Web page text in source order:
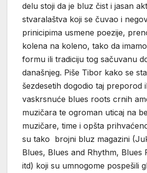
delu stoji da je bluz čist i jasan
stvaralaštva koji se čuvao i
prinicipima usmene poezije,
kolena na koleno, tako da
formu ili tradiciju tog sačuvanu
današnjeg. Piše Tibor kako se
šezdesetih dogodio taj preporod
vaskrsnuće blues roots crnih
muzičara te ogroman uticaj na
muzičare, time i opšta
su tako brojni bluz magazini
Blues, Blues and Rhythm, Blues
itd) koji su umnogome pospešili